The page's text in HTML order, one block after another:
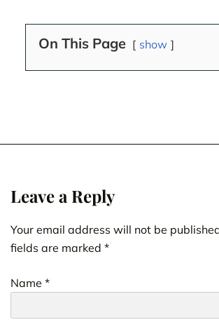
On This Page show
Leave a Reply
Your email address will not be
fields are marked *
Name *